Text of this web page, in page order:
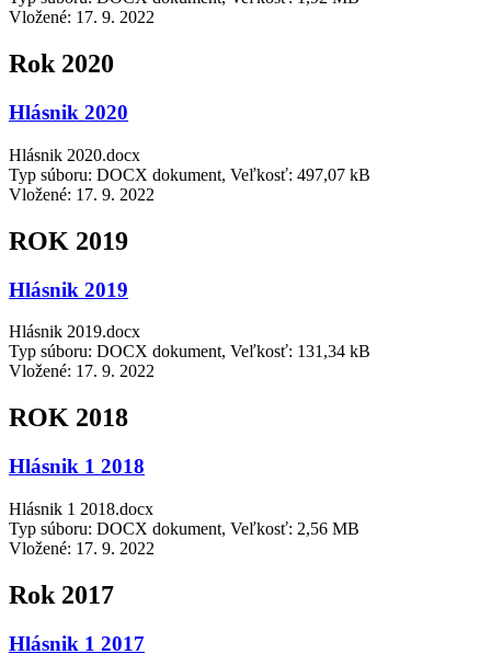
Vložené: 17. 9. 2022
Rok 2020
Hlásnik 2020
Hlásnik 2020.docx
Typ súboru: DOCX dokument, Veľkosť: 497,07 kB
Vložené: 17. 9. 2022
ROK 2019
Hlásnik 2019
Hlásnik 2019.docx
Typ súboru: DOCX dokument, Veľkosť: 131,34 kB
Vložené: 17. 9. 2022
ROK 2018
Hlásnik 1 2018
Hlásnik 1 2018.docx
Typ súboru: DOCX dokument, Veľkosť: 2,56 MB
Vložené: 17. 9. 2022
Rok 2017
Hlásnik 1 2017